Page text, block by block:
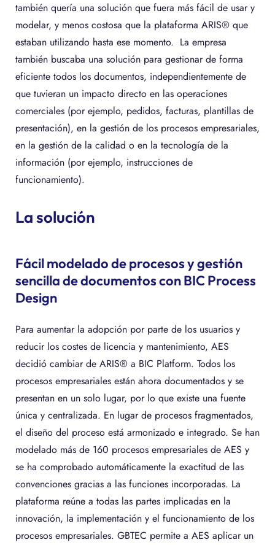
también quería una solución que fuera más fácil de usar y
modelar, y menos costosa que la plataforma ARIS® que
estaban utilizando hasta ese momento. La empresa
también buscaba una solución para gestionar de forma
eficiente todos los documentos, independientemente de
que tuvieran un impacto directo en las operaciones
comerciales (por ejemplo, pedidos, facturas, plantillas de
presentación), en la gestión de los procesos empresariales,
en la gestión de la calidad o en la tecnología de la
información (por ejemplo, instrucciones de
funcionamiento).
La solución
Fácil modelado de procesos y gestión
sencilla de documentos con BIC Process
Design
Para aumentar la adopción por parte de los usuarios y
reducir los costes de licencia y mantenimiento, AES
decidió cambiar de ARIS® a BIC Platform. Todos los
procesos empresariales están ahora documentados y se
presentan en un solo lugar, por lo que existe una fuente
única y centralizada. En lugar de procesos fragmentados,
el diseño del proceso está armonizado e integrado. Se han
modelado más de 160 procesos empresariales de AES y
se ha comprobado automáticamente la exactitud de las
convenciones gracias a las funciones incorporadas. La
plataforma reúne a todas las partes implicadas en la
innovación, la implementación y el funcionamiento de los
procesos empresariales. GBTEC permite a AES aplicar un